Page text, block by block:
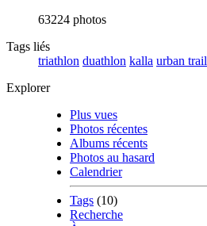
63224 photos
Tags liés
triathlon duathlon kalla urban trail
Explorer
Plus vues
Photos récentes
Albums récents
Photos au hasard
Calendrier
Tags (10)
Recherche